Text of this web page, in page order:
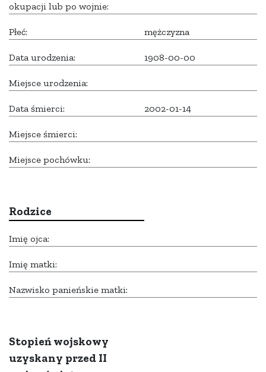
okupacji lub po wojnie:
Płeć: mężczyzna
Data urodzenia: 1908-00-00
Miejsce urodzenia:
Data śmierci: 2002-01-14
Miejsce śmierci:
Miejsce pochówku:
Rodzice
Imię ojca:
Imię matki:
Nazwisko panieńskie matki:
Stopień wojskowy
uzyskany przed II